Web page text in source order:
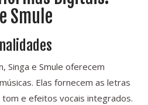
Smule
Singa e Smule oferecem
Elas fornecem as letras
e efeitos vocais integrados.